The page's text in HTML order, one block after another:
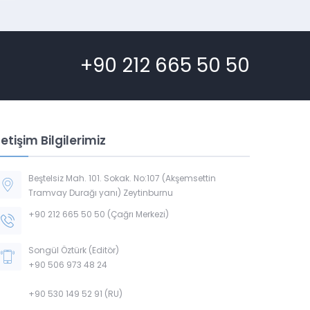
+90 212 665 50 50
Bilgilerimiz
Beştelsiz Mah. 101. Sokak. No:107 (Akşemsettin
Tramvay Durağı yanı) Zeytinburnu
+90 212 665 50 50 (Çağrı Merkezi)
Songül Öztürk (Editör)
+90 506 973 48 24
+90 530 149 52 91 (RU)